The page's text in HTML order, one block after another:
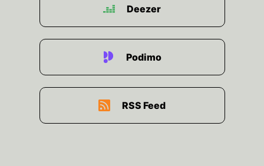
den Eindruck das jetzt kaum wer auf die UNO in
New York schaut sondern man schaut welche
Waffenallianzen gibt es?
00:02:14: Welche Länder arbeiten zusammen?
00:02:16: ist die militärische Realpolitik schlicht
am Völkerrecht vorbeigezogen?
Deezer
Podimo
RSS Feed